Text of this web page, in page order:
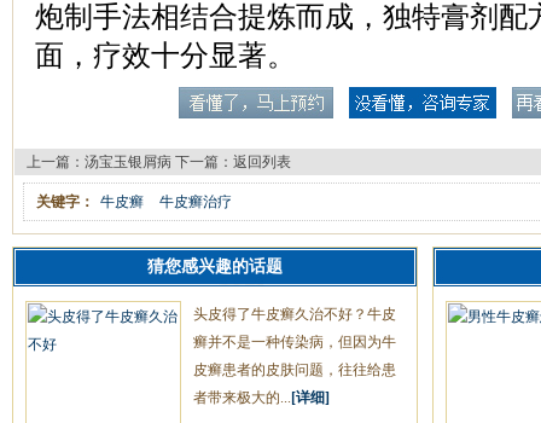
炮制手法相结合提炼而成，独特膏剂配
面，疗效十分显著。
上一篇： 汤宝玉银屑病 下一篇： 返回列表
关键字： 牛皮癣 牛皮癣治疗
猜您感兴趣的话题
头皮得了牛皮癣久治不好？牛皮
癣并不是一种传染病，但因为牛
皮癣患者的皮肤问题，往往给患
者带来极大的... [详细]